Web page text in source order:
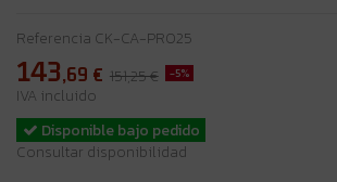
Referencia CK-CA-PRO25
143,69 € 151,25 € -5%
IVA incluido
Disponible bajo pedido
Consultar disponibilidad